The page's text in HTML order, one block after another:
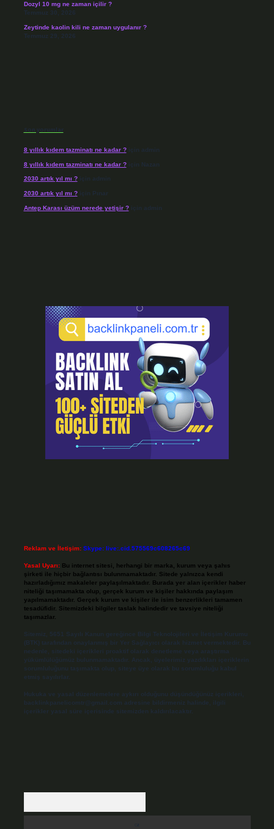
Dozyl 10 mg ne zaman içilir ?
Temmuz 30, 2026
Zeytinde kaolin kili ne zaman uygulanır ?
Temmuz 29, 2026
Son yorumlar
8 yıllık kıdem tazminatı ne kadar ?için admin
8 yıllık kıdem tazminatı ne kadar ?için Nazan
2030 artık yıl mı ?için admin
2030 artık yıl mı ?için Pınar
Antep Karası üzüm nerede yetişir ?için admin
Reklam ve İletişim: Skype: live:.cid.575569c608265c69
Yasal Uyarı: Bu internet sitesi, herhangi bir marka, kurum veya şahıs
şirketi ile hiçbir bağlantısı bulunmamaktadır. Sitede yalnızca kendi
hazırladığımız makaleler paylaşılmaktadır. Burada yer alan içerikler haber
niteliği taşımamakta olup, gerçek kurum ve kişiler hakkında paylaşım
yapılmamaktadır. Gerçek kurum ve kişiler ile isim benzerlikleri tamamen
tesadüfidir. Sitemizdeki bilgiler taslak halindedir ve tavsiye niteliği
taşımazlar.
Sitemiz, 5651 Sayılı Kanun gereğince Bilgi Teknolojileri ve İletişim Kurumu
(BTK) tarafından onaylanmış bir Yer Sağlayıcı olarak hizmet vermektedir. Bu
nedenle, sitedeki içerikleri proaktif olarak denetleme veya araştırma
yükümlülüğümüz bulunmamaktadır. Ancak, üyelerimiz yazdıkları içeriklerin
sorumluluğunu taşımakta olup, siteye üye olarak bu sorumluluğu kabul
etmiş sayılırlar.
Hukuka ve yasal düzenlemelere aykırı olduğunu düşündüğünüz içerikleri,
backlinkpanelicomtr@gmail.com adresine bildirmeniz halinde, ilgili
içerikler yasal süre içerisinde sitemizden kaldırılacaktır.